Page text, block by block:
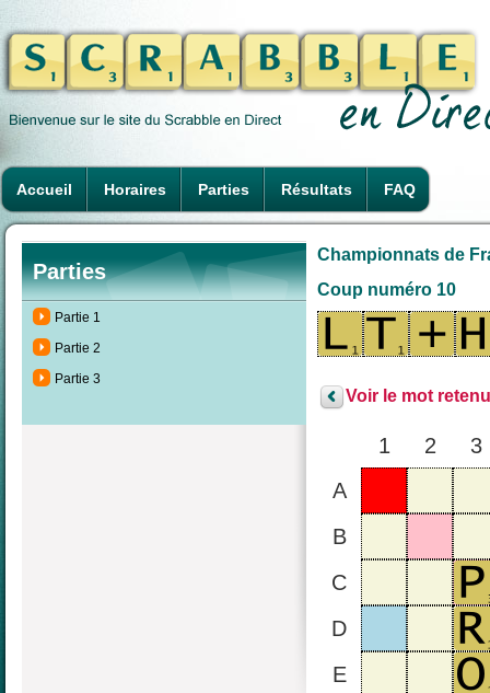
Accueil Horaires Parties Résultats FAQ
Parties
Partie 1
Partie 2
Partie 3
Championnats de
Coup numéro 10
Voir le mot
1 2
3
A
B
C
D
E